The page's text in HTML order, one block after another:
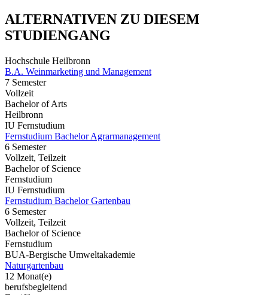
ALTERNATIVEN ZU DIESEM
STUDIENGANG
Hochschule Heilbronn
B.A. Weinmarketing und Management
7 Semester
Vollzeit
Bachelor of Arts
Heilbronn
IU Fernstudium
Fernstudium Bachelor Agrarmanagement
6 Semester
Vollzeit, Teilzeit
Bachelor of Science
Fernstudium
IU Fernstudium
Fernstudium Bachelor Gartenbau
6 Semester
Vollzeit, Teilzeit
Bachelor of Science
Fernstudium
BUA-Bergische Umweltakademie
Naturgartenbau
12 Monat(e)
berufsbegleitend